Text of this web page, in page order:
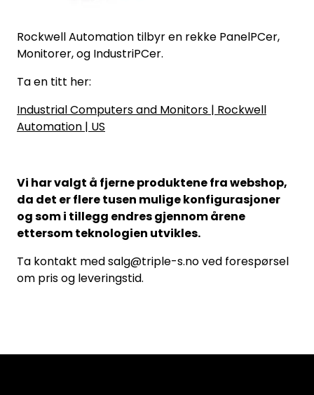
Rockwell Automation tilbyr en rekke PanelPCer,
Monitorer, og IndustriPCer.
Ta en titt her:
Industrial Computers and Monitors | Rockwell
Automation | US
Vi har valgt å fjerne produktene fra webshop,
da det er flere tusen mulige konfigurasjoner
og som i tillegg endres gjennom årene
ettersom teknologien utvikles.
Ta kontakt med salg@triple-s.no ved forespørsel
om pris og leveringstid.